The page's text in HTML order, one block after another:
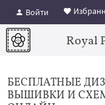
Войти
Royal
БЕСПЛАТНЫЕ
ВЫШИВКИ И